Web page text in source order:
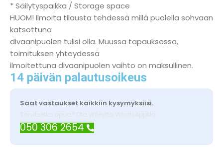
* Säilytyspaikka / Storage space
HUOM! Ilmoita tilausta tehdessä millä puolella sohvaan
katsottuna
divaanipuolen tulisi olla. Muussa tapauksessa,
toimituksen yhteydessä
ilmoitettuna divaanipuolen vaihto on maksullinen.
14 päivän palautusoikeus
Saat vastaukset kaikkiin kysymyksiisi.
Tarvitsetko apua? Ota yhteyttä WhatsAppilla
050 306 2654